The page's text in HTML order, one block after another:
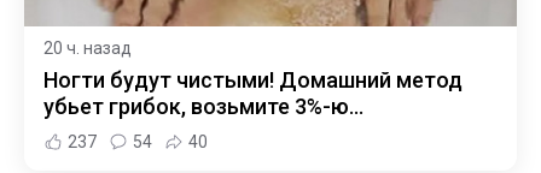
20 ч. назад
Ногти будут чистыми! Домашний метод
убьет грибок, возьмите 3%-ю…
237 54 40